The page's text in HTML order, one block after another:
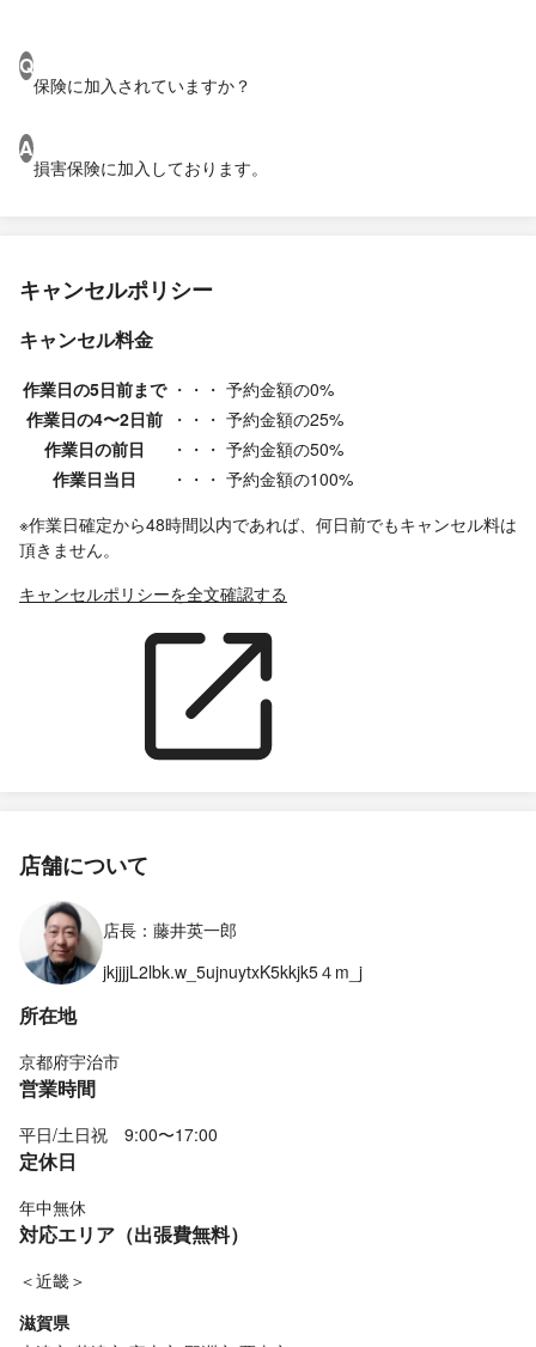
Q
保険に加入されていますか？
A
損害保険に加入しております。
キャンセルポリシー
キャンセル料金
作業日の5日前まで ・・・ 予約金額の0%
作業日の4〜2日前
・・・ 予約金額の25%
作業日の前日
・・・ 予約金額の50%
作業日当日
・・・ 予約金額の100%
※作業日確定から48時間以内であれば、何日前でもキャンセル料は
頂きません。
キャンセルポリシーを全文確認する
店舗について
店長：藤井英一郎
jkjjjjL2lbk.w_5ujnuytxK5kkjk5４m_j
所在地
京都府宇治市
営業時間
平日/土日祝 9:00〜17:00
定休日
年中無休
対応エリア（出張費無料）
＜近畿＞
滋賀県